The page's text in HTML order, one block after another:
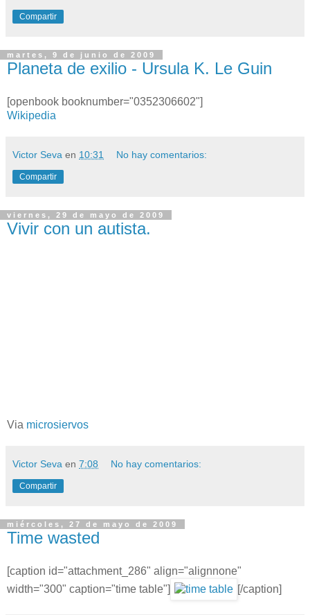
Compartir
martes, 9 de junio de 2009
Planeta de exilio - Ursula K. Le Guin
[openbook booknumber="0352306602"]
Wikipedia
Victor Seva en 10:31 No hay comentarios:
Compartir
viernes, 29 de mayo de 2009
Vivir con un autista.
Via microsiervos
Victor Seva en 7:08 No hay comentarios:
Compartir
miércoles, 27 de mayo de 2009
Time wasted
[caption id="attachment_286" align="alignnone"
width="300" caption="time table"]
[/caption]